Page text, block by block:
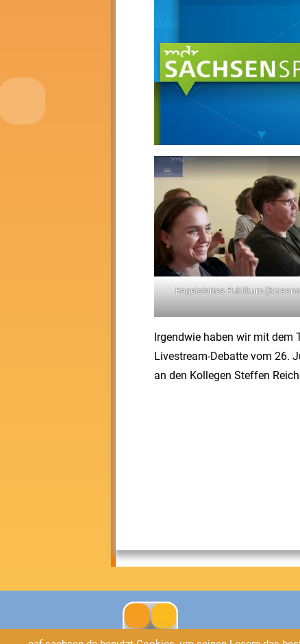
Begeistertes Publikum
Irgendwie haben wir mit
Livestream-Debatte vom 26.
an den Kollegen Steffen